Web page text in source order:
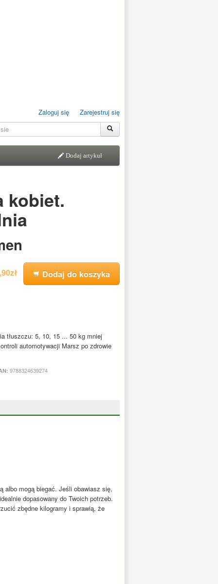
Zaloguj się Zarejestruj się
Dodaj artykuł
kobiet.
Dodaj do koszyka
tłuszczu: 5, 10, 15 ... 50 kg mniej
automotywacji Marsz po zdrowie
9788324639274
albo mogą biegać. Jeśli obawiasz się,
dopasowany do Twoich potrzeb.
zbędne kilogramy i sprawią, że